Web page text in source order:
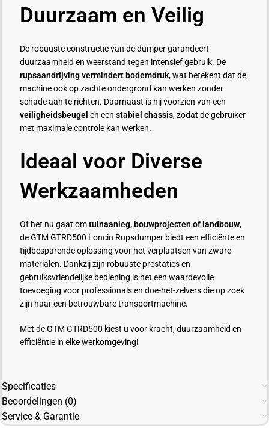
Duurzaam en Veilig
De robuuste constructie van de dumper garandeert
duurzaamheid en weerstand tegen intensief gebruik. De
rupsaandrijving vermindert bodemdruk, wat betekent dat de
machine ook op zachte ondergrond kan werken zonder
schade aan te richten. Daarnaast is hij voorzien van een
veiligheidsbeugel en een stabiel chassis, zodat de gebruiker
met maximale controle kan werken.
Ideaal voor Diverse
Werkzaamheden
Of het nu gaat omtuinaanleg, bouwprojecten of landbouw,
de GTM GTRD500 Loncin Rupsdumper biedt een efficiënte en
tijdbesparende oplossing voor het verplaatsen van zware
materialen. Dankzij zijn robuuste prestaties en
gebruiksvriendelijke bediening is het een waardevolle
toevoeging voor professionals en doe-het-zelvers die op zoek
zijn naar een betrouwbare transportmachine.
Met de GTM GTRD500 kiest u voor kracht, duurzaamheid en
efficiëntie in elke werkomgeving!
Specificaties
Beoordelingen (0)
Service & Garantie